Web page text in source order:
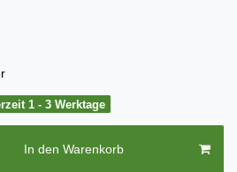
1 - 3 Werktage
In den Warenkorb